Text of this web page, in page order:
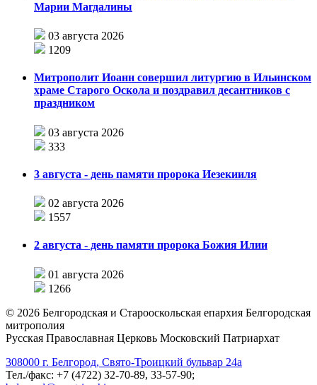
Марии Магдалины
03 августа 2026
1209
Митрополит Иоанн совершил литургию в Ильинском
храме Старого Оскола и поздравил десантников с
праздником
03 августа 2026
333
3 августа - день памяти пророка Иезекииля
02 августа 2026
1557
2 августа - день памяти пророка Божия Илии
01 августа 2026
1266
© 2026 Белгородская и Старооскольская епархия Белгородская
митрополия
Русская Православная Церковь Московский Патриархат
308000 г. Белгород, Свято-Троицкий бульвар 24а
Тел./факс: +7 (4722) 32-70-89, 33-57-90;